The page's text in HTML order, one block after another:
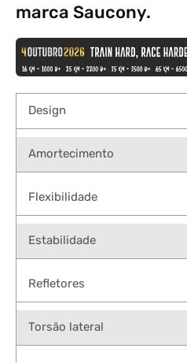
marca Saucony.
Design
Amortecimento
Flexibilidade
Estabilidade
Refletores
Torsão lateral